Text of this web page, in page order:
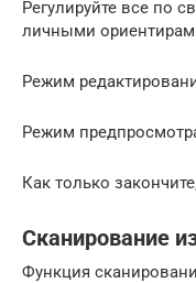
Регулируйте все по
личными
Режим
Режим
Как только
Сканирование
Функция